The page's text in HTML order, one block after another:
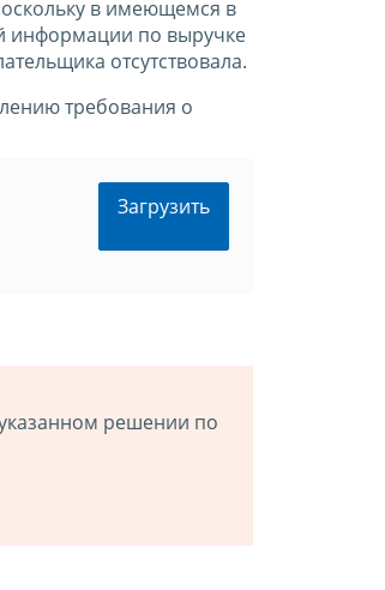
в имеющемся в
информации по выручке
отсутствовала.
требования о
Загрузить
решении по